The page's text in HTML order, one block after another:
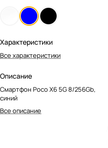
Характеристики
Все характеристики
Описание
Смартфон Poco X6 5G 8/256Gb,
синий
Все описание